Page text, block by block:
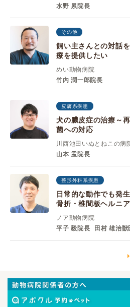
水野 累院長
その他
飼い主さんとの対話
療を提供したい
めい動物病院
竹内 潤一郎院長
皮膚系疾患
犬の膿皮症の治療～
菌への対応
川西池田いぬとねこの病
山本 孟院長
整形外科系疾患
日常的な動作でも発
骨折・椎間板ヘルニア
ノア動物病院
平子 毅院長
田村 雄治獣